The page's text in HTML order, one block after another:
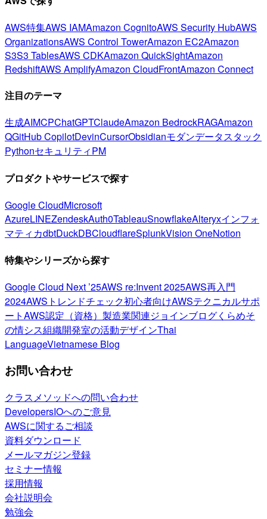
AWS特集AWS IAMAmazon CognitoAWS Security HubAWS
OrganizationsAWS Control TowerAmazon EC2Amazon
S3S3 TablesAWS CDKAmazon QuickSightAmazon
RedshiftAWS AmplifyAmazon CloudFrontAmazon Connect
注目のテーマ
生成AIMCPChatGPTClaudeAmazon BedrockRAGAmazon
QGitHub CopilotDevinCursorObsidianモダンデータスタック
PythonセキュリティPM
プロダクトやサービスで探す
Google CloudMicrosoft
AzureLINEZendeskAuth0TableauSnowflakeAlteryxインフォ
マティカdbtDuckDBCloudflareSplunkVision OneNotion
特集やシリーズから探す
Google Cloud Next ’25AWS re:Invent 2025AWS再入門
2024AWSトレンドチェック初心者向けAWSテクニカルサポ
ートAWS認定（資格） 製造業関連ジョインブログくらめそ
の情シス組織開発室の活動デザインThai
LanguageVietnamese Blog
お問い合わせ
クラスメソッドへの問い合わせ
DevelopersIOへのご意見
AWSに関するご相談
資料ダウンロード
メールマガジン登録
セミナー情報
採用情報
会社説明会
勉強会